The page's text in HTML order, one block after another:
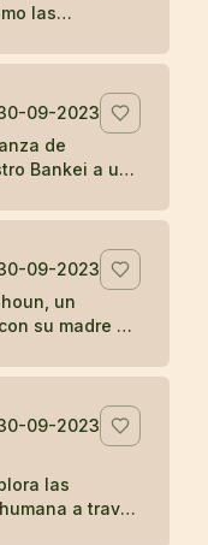
las
de Gasan
09-2023
de
Bankei a un
sabiduría del
09-2023
un
su madre a
la existencia y
09-2023
las
a través